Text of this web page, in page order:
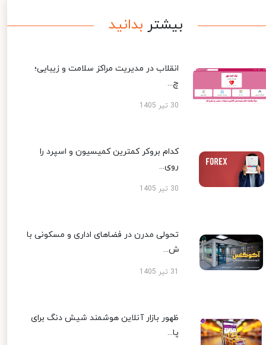
بیشتر بدانید
انقلاب در مدیریت مراکز سلامت و زیبایی؛
چ...
30 تیر 1405
کدام بروکر کمترین کمیسیون و اسپرد را
روی...
30 تیر 1405
تحولی مدرن در فضاهای اداری و مسکونی با
ش...
ظهور بازار آنلاین هوشمند شیش دنگ برای
پا...